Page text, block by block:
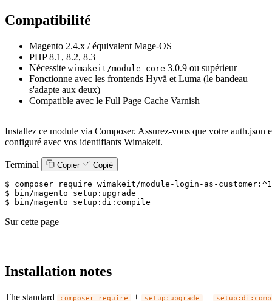
Compatibilité
Magento 2.4.x / équivalent Mage-OS
PHP 8.1, 8.2, 8.3
Nécessite wimakeit/module-core 3.0.9 ou supérieur
Fonctionne avec les frontends Hyvä et Luma (le bandeau
s'adapte aux deux)
Compatible avec le Full Page Cache Varnish
Installez ce module via Composer. Assurez-vous que votre auth.json
configuré avec vos identifiants Wimakeit.
Terminal Copier Copié
$
$
$
bin/magento setup:di:compile
Sur cette page
Installation notes
The standard composer require + setup:upgrade +